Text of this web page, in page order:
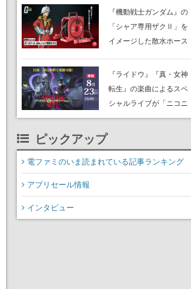
『機動戦士ガンダム』の
「シャア専用ザクⅡ」を
イメージした散水ホース
にはシャアのパーソナル
マークやジオン公国軍の
エンブレム、型式番号な
『ライドウ』『真・女神
転生』の楽曲によるスペ
シャルライブが「ニコニ
コ生放送」で配信決定。
ド編成による迫力の生演
奏で披露、冒頭部分は“無
ピックアップ
電ファミのいま読まれている記事ランキング
アプリセール情報
インタビュー